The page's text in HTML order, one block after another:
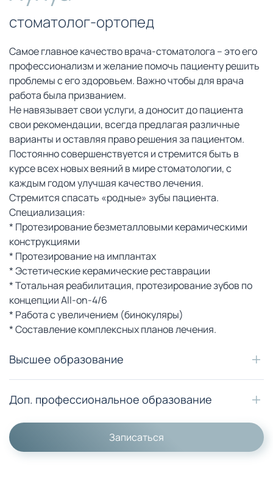
стоматолог-ортопед
Самое главное качество врача-стоматолога – это его
профессионализм и желание помочь пациенту решить
проблемы с его здоровьем. Важно чтобы для врача
работа была призванием.
Не навязывает свои услуги, а доносит до пациента
свои рекомендации, всегда предлагая различные
варианты и оставляя право решения за пациентом.
Постоянно совершенствуется и стремится быть в
курсе всех новых веяний в мире стоматологии, с
каждым годом улучшая качество лечения.
Стремится спасать «родные» зубы пациента.
Специализация:
* Протезирование безметалловыми керамическими
конструкциями
* Протезирование на имплантах
* Эстетические керамические реставрации
* Тотальная реабилитация, протезирование зубов по
концепции All-on-4/6
* Работа с увеличением (бинокуляры)
* Составление комплексных планов лечения.
Высшее образование
Доп. профессиональное образование
Записаться